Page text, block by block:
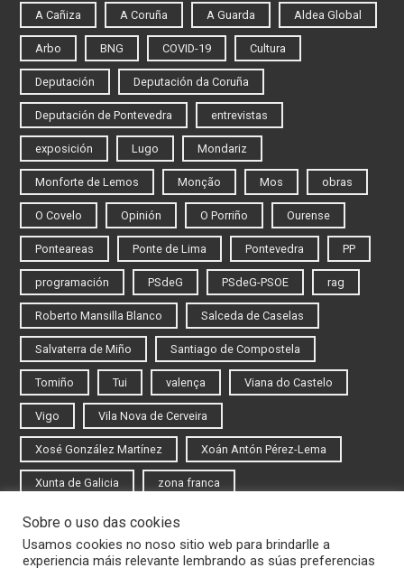
A Cañiza A Coruña A Guarda Aldea Global
Arbo BNG COVID-19 Cultura
Deputación Deputación da Coruña
Deputación de Pontevedra entrevistas
exposición Lugo Mondariz
Monforte de Lemos Monção Mos obras
O Covelo Opinión O Porriño Ourense
Ponteareas Ponte de Lima Pontevedra PP
programación PSdeG PSdeG-PSOE rag
Roberto Mansilla Blanco Salceda de Caselas
Salvaterra de Miño Santiago de Compostela
Tomiño Tui valença Viana do Castelo
Vigo Vila Nova de Cerveira
Xosé González Martínez Xoán Antón Pérez-Lema
Xunta de Galicia zona franca
Iniciar sesión
Rexistrarse
Sobre o uso das cookies
Usamos cookies no noso sitio web para brindarlle a
experiencia máis relevante lembrando as súas preferencias